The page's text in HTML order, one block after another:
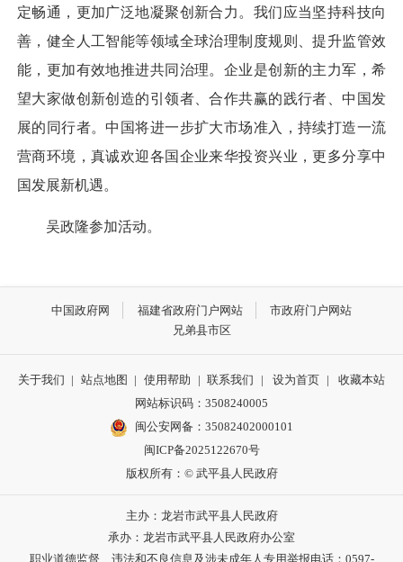
定畅通，更加广泛地凝聚创新合力。我们应当坚持科技向
善，健全人工智能等领域全球治理制度规则、提升监管效
能，更加有效地推进共同治理。企业是创新的主力军，希
望大家做创新创造的引领者、合作共赢的践行者、中国发
展的同行者。中国将进一步扩大市场准入，持续打造一流
营商环境，真诚欢迎各国企业来华投资兴业，更多分享中
国发展新机遇。
吴政隆参加活动。
中国政府网 福建省政府门户网站
市政府门户网站
兄弟县市区
关于我们 | 站点地图 | 使用帮助 | 联系我们 | 设为首页 |
收藏本站
网站标识码：3508240005
闽公安网备：35082402000101
闽ICP备2025122670号
版权所有：© 武平县人民政府
主办：龙岩市武平县人民政府
承办：龙岩市武平县人民政府办公室
职业道德监督、违法和不良信息及涉未成年人专用举报电话：0597-